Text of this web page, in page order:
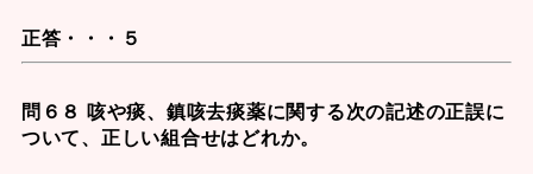
正答・・・５
問６８ 咳や痰、鎮咳去痰薬に関する次の記述の正誤に
ついて、正しい組合せはどれか。